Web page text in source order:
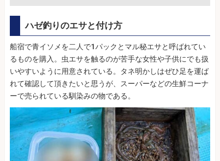
ハゼ釣りのエサと付け方
船宿で青イソメを二人で1パックとマル秘エサと呼ばれてい
るものを購入。虫エサを触るのが苦手な女性や子供にでも扱
いやすいように用意されている。タネ明かしはぜひ足を運ば
れて確認して頂きたいと思うが、スーパーなどの生鮮コーナ
ーで売られている馴染みの物である。